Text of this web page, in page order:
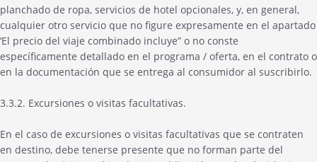
planchado de ropa, servicios de hotel opcionales, y, en general,
cualquier otro servicio que no figure expresamente en el apartado
‘El precio del viaje combinado incluye” o no conste
específicamente detallado en el programa / oferta, en el contrato o
en la documentación que se entrega al consumidor al suscribirlo.
3.3.2. Excursiones o visitas facultativas.
En el caso de excursiones o visitas facultativas que se contraten
en destino, debe tenerse presente que no forman parte del